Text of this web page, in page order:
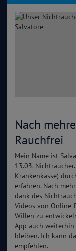
Nach
Rauchfrei
Mein Name ist
13.03.
Krankenkasse)
erfahren. Nach
dank des
Videos von
Willen zu
App auch
bleiben. Ich kann
empfehlen.